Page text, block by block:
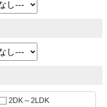
2DK～2LDK